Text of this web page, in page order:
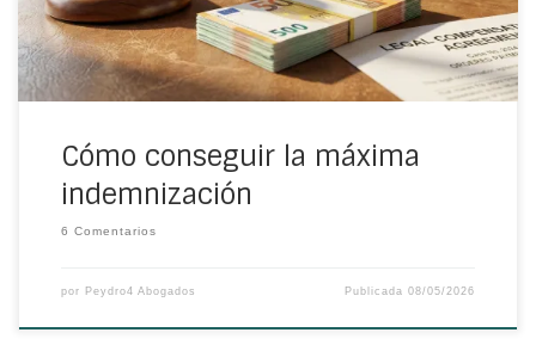
Cómo conseguir la máxima
indemnización
6 Comentarios
por Peydro4 Abogados Publicada08/05/2026